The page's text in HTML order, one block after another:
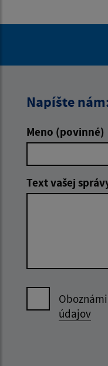
Napíšte
Meno (povinné)
Text vašej
údajov